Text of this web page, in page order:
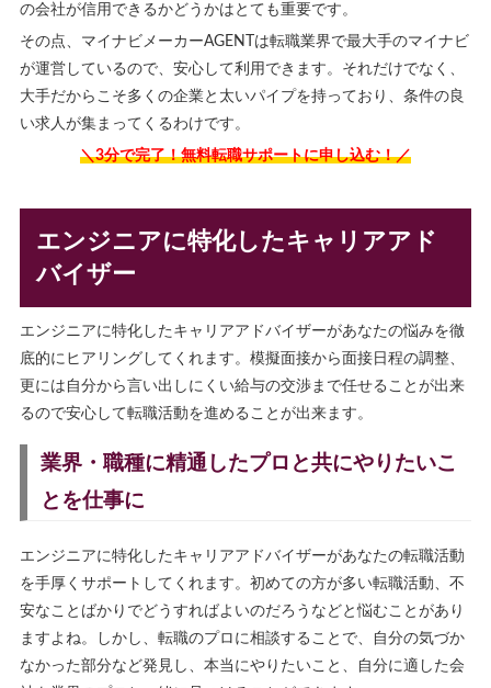
の会社が信用できるかどうかはとても重要です。
その点、マイナビメーカーAGENTは転職業界で最大手のマイナビ
が運営しているので、安心して利用できます。それだけでなく、
大手だからこそ多くの企業と太いパイプを持っており、条件の良
い求人が集まってくるわけです。
＼3分で完了！無料転職サポートに申し込む！／
エンジニアに特化したキャリアアド
バイザー
エンジニアに特化したキャリアアドバイザーがあなたの悩みを徹
底的にヒアリングしてくれます。模擬面接から面接日程の調整、
更には自分から言い出しにくい給与の交渉まで任せることが出来
るので安心して転職活動を進めることが出来ます。
業界・職種に精通したプロと共にやりたいこ
とを仕事に
エンジニアに特化したキャリアアドバイザーがあなたの転職活動
を手厚くサポートしてくれます。初めての方が多い転職活動、不
安なことばかりでどうすればよいのだろうなどと悩むことがあり
ますよね。しかし、転職のプロに相談することで、自分の気づか
なかった部分など発見し、本当にやりたいこと、自分に適した会